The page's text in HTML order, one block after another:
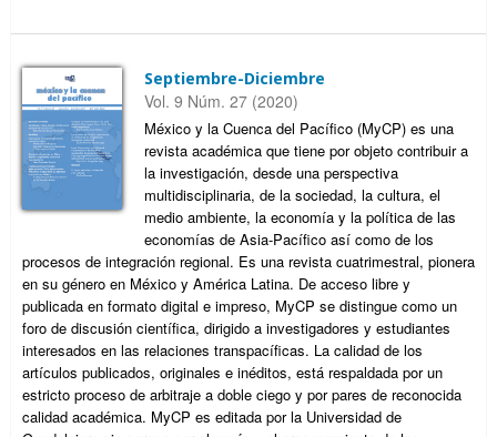
Septiembre-Diciembre
Vol. 9 Núm. 27 (2020)
México y la Cuenca del Pacífico (MyCP) es una
revista académica que tiene por objeto contribuir a
la investigación, desde una perspectiva
multidisciplinaria, de la sociedad, la cultura, el
medio ambiente, la economía y la política de las
economías de Asia-Pacífico así como de los
procesos de integración regional. Es una revista cuatrimestral, pionera
en su género en México y América Latina. De acceso libre y
publicada en formato digital e impreso, MyCP se distingue como un
foro de discusión científica, dirigido a investigadores y estudiantes
interesados en las relaciones transpacíficas. La calidad de los
artículos publicados, originales e inéditos, está respaldada por un
estricto proceso de arbitraje a doble ciego y por pares de reconocida
calidad académica. MyCP es editada por la Universidad de